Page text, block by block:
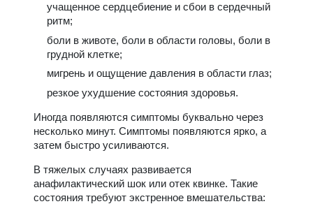
учащенное сердцебиение и сбои в сердечный
ритм;
боли в животе, боли в области головы, боли в
грудной клетке;
мигрень и ощущение давления в области глаз;
резкое ухудшение состояния здоровья.
Иногда появляются симптомы буквально через
несколько минут. Симптомы появляются ярко, а
затем быстро усиливаются.
В тяжелых случаях развивается
анафилактический шок или отек квинке. Такие
состояния требуют экстренное вмешательства: